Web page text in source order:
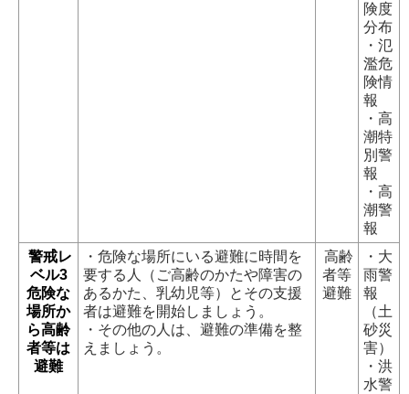
険度
分布
・氾
濫危
険情
報
・高
潮特
別警
報
・高
潮警
報
警戒レ
ベル3
危険な
場所か
ら高齢
者等は
避難
・危険な場所にいる避難に時間を
要する人（ご高齢のかたや障害の
あるかた、乳幼児等）とその支援
者は避難を開始しましょう。
・その他の人は、避難の準備を整
えましょう。
高齢
者等
避難
・大
雨警
報
（土
砂災
害）
・洪
水警